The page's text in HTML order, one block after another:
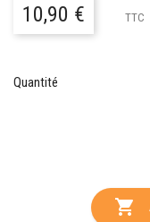
10,90 € TTC
Quantité
